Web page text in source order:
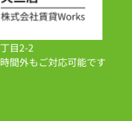
目2-2
間外もご対応可能です